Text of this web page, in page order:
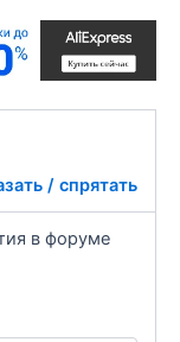
/ спрятать
в форуме